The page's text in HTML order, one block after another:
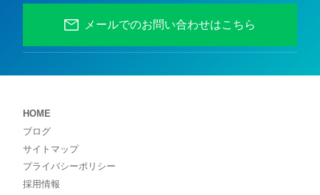
メールでのお問い合わせはこちら
HOME
ブログ
サイトマップ
プライバシーポリシー
採用情報